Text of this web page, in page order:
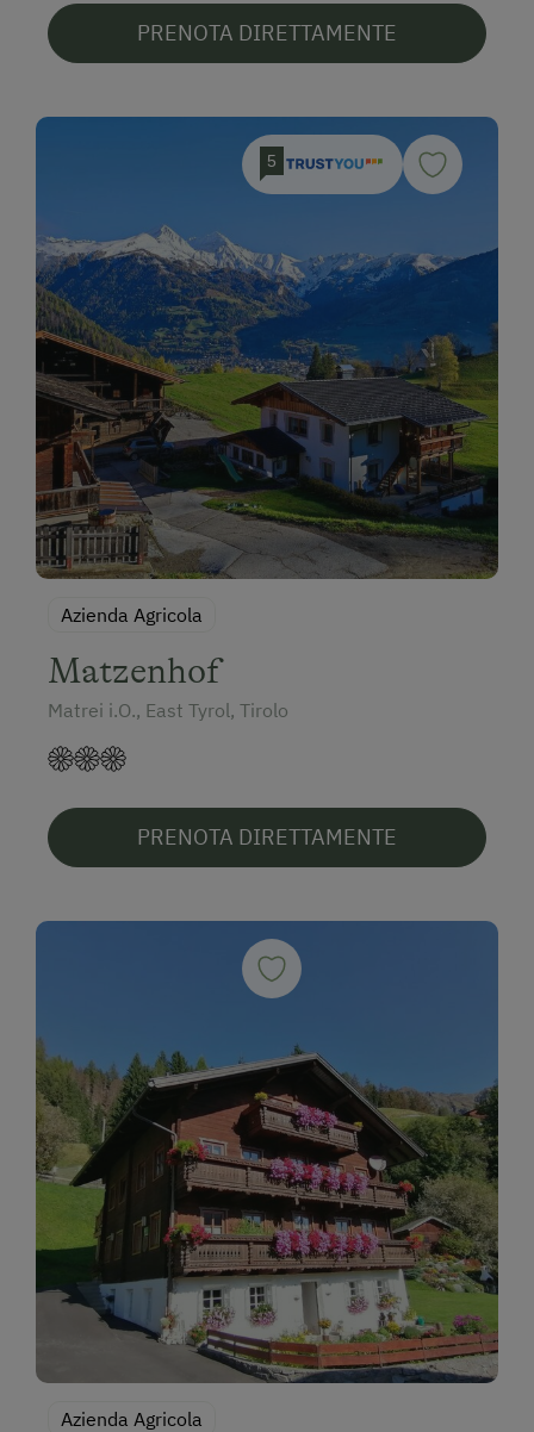
PRENOTA DIRETTAMENTE
5
Azienda Agricola
Matzenhof
Matrei i.O., East Tyrol, Tirolo
PRENOTA DIRETTAMENTE
Azienda Agricola